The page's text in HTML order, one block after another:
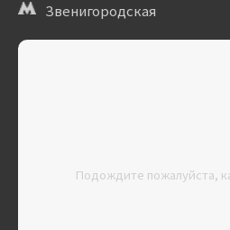
Звенигородская
Подождите пожалуйста,